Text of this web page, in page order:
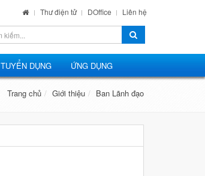
Thư điện tử DOffice Liên hệ
TUYỂN DỤNG ỨNG DỤNG
Trang chủ Giới thiệu Ban Lãnh đạo